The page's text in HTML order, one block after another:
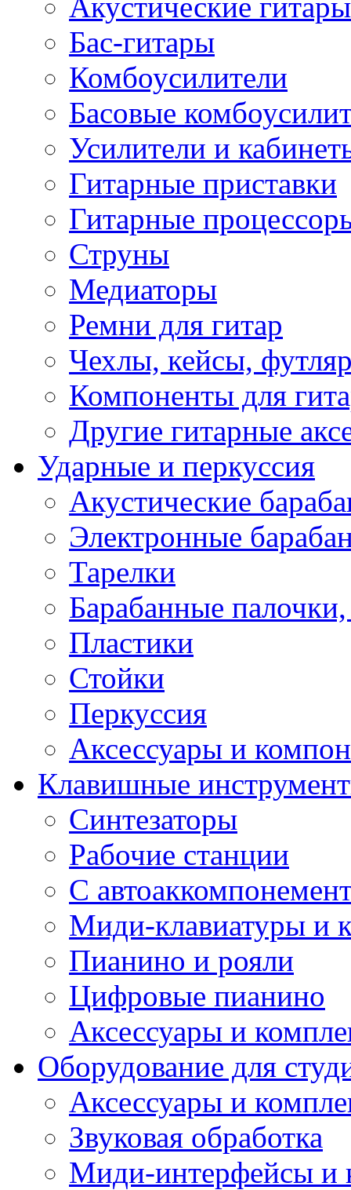
Бас-гитары
Комбоусилители
Басовые
Усилители и
Гитарные приставки
Гитарные
Струны
Медиаторы
Ремни для гитар
Чехлы, кейсы,
Компоненты для
Другие гитарные
Ударные и перкуссия
Акустические
Электронные
Тарелки
Барабанные
Пластики
Стойки
Перкуссия
Аксессуары и
Клавишные
Синтезаторы
Рабочие станции
С
Миди-клавиатуры и
Пианино и рояли
Цифровые пианино
Аксессуары и
Оборудование для
Аксессуары и
Звуковая обработка
Миди-интерфейсы и